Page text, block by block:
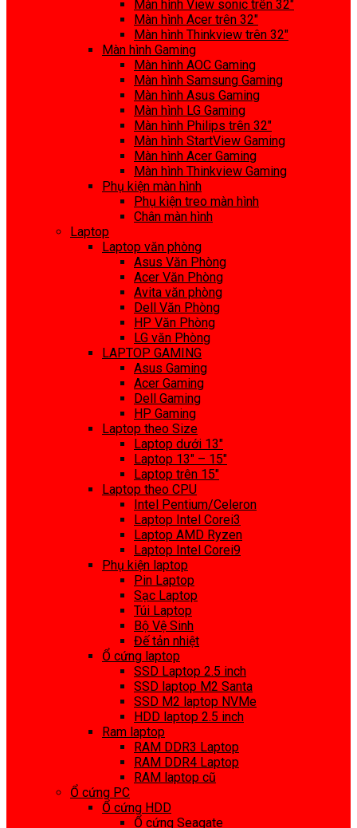
Màn hình View sonic trên 32″
Màn hình Acer trên 32″
Màn hình Thinkview trên 32″
Màn hình Gaming
Màn hình AOC Gaming
Màn hình Samsung Gaming
Màn hình Asus Gaming
Màn hình LG Gaming
Màn hình Philips trên 32″
Màn hình StartView Gaming
Màn hình Acer Gaming
Màn hình Thinkview Gaming
Phụ kiện màn hình
Phụ kiện treo màn hình
Chân màn hình
Laptop
Laptop văn phòng
Asus Văn Phòng
Acer Văn Phòng
Avita văn phòng
Dell Văn Phòng
HP Văn Phòng
LG văn Phòng
LAPTOP GAMING
Asus Gaming
Acer Gaming
Dell Gaming
HP Gaming
Laptop theo Size
Laptop dưới 13″
Laptop 13″ – 15″
Laptop trên 15″
Laptop theo CPU
Intel Pentium/Celeron
Laptop Intel Corei3
Laptop AMD Ryzen
Laptop Intel Corei9
Phụ kiện laptop
Pin Laptop
Sạc Laptop
Túi Laptop
Bộ Vệ Sinh
Đế tản nhiệt
Ổ cứng laptop
SSD Laptop 2.5 inch
SSD laptop M2 Santa
SSD M2 laptop NVMe
HDD laptop 2.5 inch
Ram laptop
RAM DDR3 Laptop
RAM DDR4 Laptop
RAM laptop cũ
Ổ cứng PC
Ổ cứng HDD
Ổ cứng Seagate